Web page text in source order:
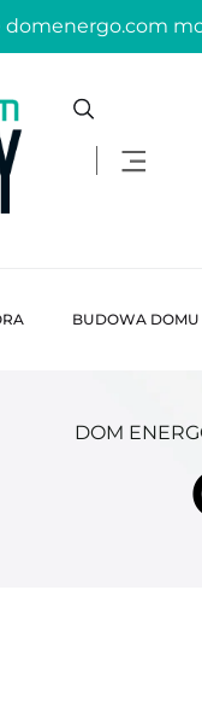
domenergo.com
BUDOWA DOMU
DOM